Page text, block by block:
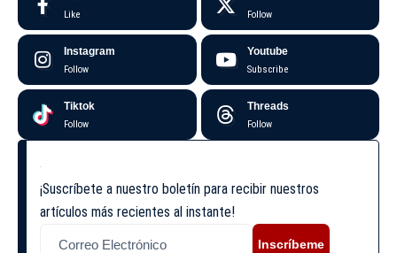
Like Follow
Instagram
Follow
Youtube
Subscribe
Tiktok
Follow
Threads
Follow
¡Suscríbete a nuestro boletín para recibir nuestros
artículos más recientes al instante!
Inscríbeme